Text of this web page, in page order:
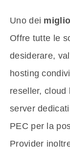
Uno dei
Offre tutte le
desiderare,
hosting
reseller, cloud
server
PEC per la
Provider